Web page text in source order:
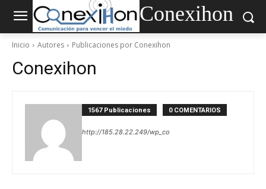
Conexihon
Inicio Autores Publicaciones por Conexihon
Conexihon
1567 Publicaciones 0 COMENTARIOS
http://185.28.22.249/wp_co